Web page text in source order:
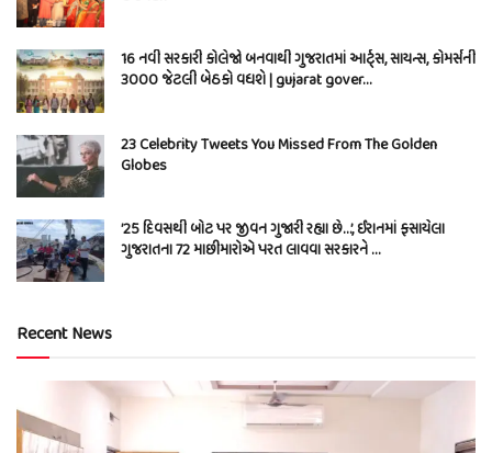
16 નવી સરકારી કોલેજો બનવાથી ગુજરાતમાં આર્ટ્સ, સાયન્સ, કોમર્સની
3000 જેટલી બેઠકો વધશે | gujarat gover…
23 Celebrity Tweets You Missed From The Golden
Globes
’25 દિવસથી બોટ પર જીવન ગુજારી રહ્યા છે…’, ઈરાનમાં ફસાયેલા
ગુજરાતના 72 માછીમારોએ પરત લાવવા સરકારને …
Recent News